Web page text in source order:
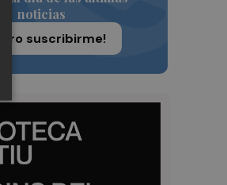
noticias
suscribirme!